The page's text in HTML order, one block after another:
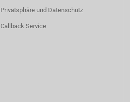
Privatsphäre und Datenschutz
Callback Service